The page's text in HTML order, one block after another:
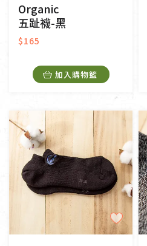
Organic
五趾襪-黑
$165
加入購物籃